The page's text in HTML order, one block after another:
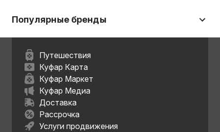
Популярные бренды
Путешествия
Куфар Карта
Куфар Маркет
Куфар Медиа
Доставка
Рассрочка
Услуги продвижения